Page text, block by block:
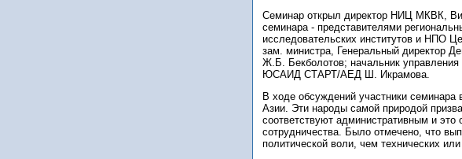
Семинар открыл директор НИЦ МКВК,
семинара - представителями
исследовательских институтов и НПО
зам. министра, Генеральный директор
Ж.Б. Бекболотов; начальник
ЮСАИД СТАРТ/АЕД Ш. Икрамова.
В ходе обсуждений участники
Азии. Эти народы самой природой
соответствуют административным и это
сотрудничества. Было отмечено, что
политической воли, чем технических